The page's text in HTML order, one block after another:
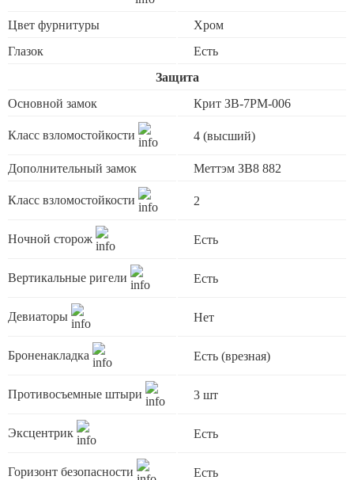
Цвет фурнитуры
Хром
Глазок
Есть
Защита
Основной замок
Крит ЗВ-7РМ-006
Класс взломостойкости 4 (высший)
Дополнительный замок Меттэм ЗВ8 882
Класс взломостойкости 2
Ночной сторож Есть
Вертикальные ригели Есть
Девиаторы Нет
Броненакладка Есть (врезная)
Противосъемные штыри 3 шт
Эксцентрик Есть
Горизонт безопасности Есть